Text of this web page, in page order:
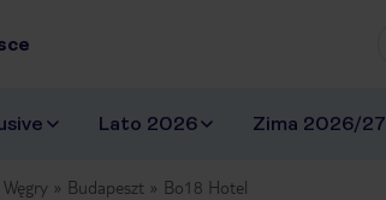
Lato 2026 Zima 2026/27
Węgry Budapeszt Bo18 Hotel